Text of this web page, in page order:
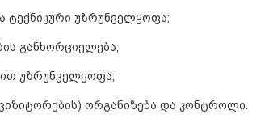
ტექნიკური უზრუნველყოფა;
განხორციელება;
უზრუნველყოფა;
ორგანიზება და კონტროლი.